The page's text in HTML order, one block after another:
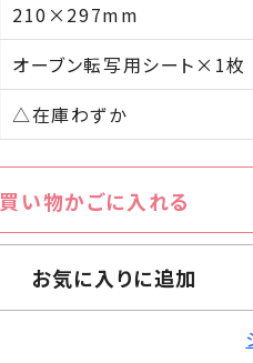
210×297mm
オーブン転写用シート×1枚
△在庫わずか
買い物かごに入れる
お気に入りに追加